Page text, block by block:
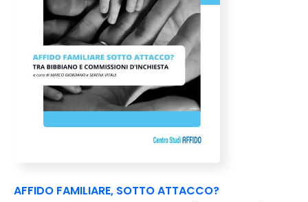
AFFIDO FAMILIARE, SOTTO ATTACCO?